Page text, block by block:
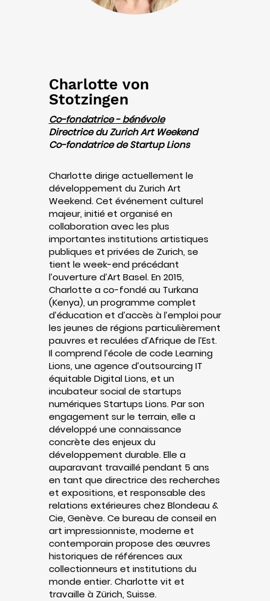
Charlotte von
Stotzingen
Co-fondatrice - bénévole
Directrice du Zurich Art Weekend
Co-fondatrice de Startup Lions
Charlotte dirige actuellement le
développement du Zurich Art
Weekend. Cet événement culturel
majeur, initié et organisé en
collaboration avec les plus
importantes institutions artistiques
publiques et privées de Zurich, se
tient le week-end précédant
l’ouverture d’Art Basel. En 2015,
Charlotte a co-fondé au Turkana
(Kenya), un programme complet
d’éducation et d’accès à l’emploi pour
les jeunes de régions particulièrement
pauvres et reculées d’Afrique de l’Est.
Il comprend l’école de code Learning
Lions, une agence d’outsourcing IT
équitable Digital Lions, et un
incubateur social de startups
numériques Startups Lions. Par son
engagement sur le terrain, elle a
développé une connaissance
concrète des enjeux du
développement durable. Elle a
auparavant travaillé pendant 5 ans
en tant que directrice des recherches
et expositions, et responsable des
relations extérieures chez Blondeau &
Cie, Genève. Ce bureau de conseil en
art impressionniste, moderne et
contemporain propose des œuvres
historiques de références aux
collectionneurs et institutions du
monde entier. Charlotte vit et
travaille à Zürich, Suisse.